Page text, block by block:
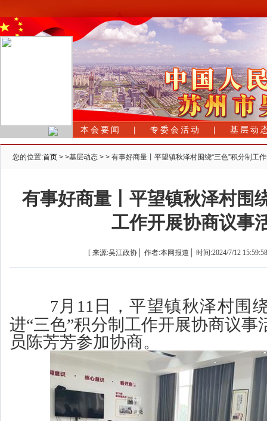
首 页| 本会要闻 | 专委会活动 | 基层动
您的位置:首页 > >基层动态 > > 有事好商量丨平望镇秋泽村围绕“三色”积分制工
有事好商量丨平望镇秋泽村围
工作开展协商议事
[ 来源:吴江政协│ 作者:本网报道│ 时间:2024/7/12
7月11日，平望镇秋泽村围
进“三色”积分制工作开展协商议事
员陈芳芳参加协商。